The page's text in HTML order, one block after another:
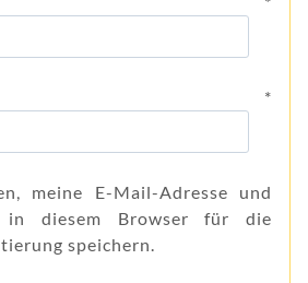
*
meine E-Mail-Adresse und
in diesem Browser für die
speichern.